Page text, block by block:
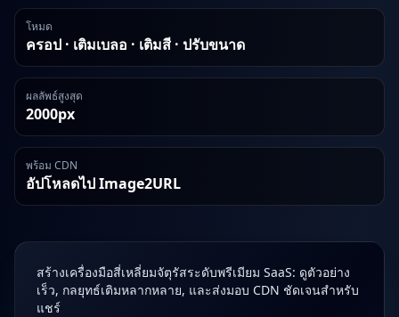
โหมด
ครอป · เติมเบลอ · เติมสี · ปรับขนาด
ผลลัพธ์สูงสุด
2000px
พร้อม CDN
อัปโหลดไป Image2URL
สร้างเครื่องมือสี่เหลี่ยมจัตุรัสระดับพรีเมียม SaaS: ดูตัวอย่าง
เร็ว, กลยุทธ์เติมหลากหลาย, และส่งมอบ CDN ชัดเจนสำหรับ
แชร์